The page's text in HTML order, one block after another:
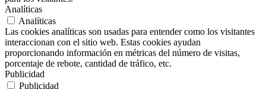
Analíticas
Analíticas
Las cookies analíticas son usadas para entender como los visitantes
interaccionan con el sitio web. Estas cookies ayudan
proporcionando información en métricas del número de visitas,
porcentaje de rebote, cantidad de tráfico, etc.
Publicidad
Publicidad